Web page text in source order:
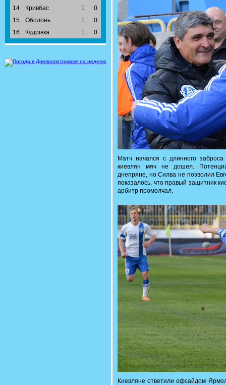
14
Кривбас 1
0
15
Оболонь 1
0
16
Кудрівка 1 0
Матч начался с длинного
киевлян мяч не дошел.
днепряне, но Силва не позволил
показалось, что правый защитник
арбитр промолчал.
Киевляне ответили офсайдом